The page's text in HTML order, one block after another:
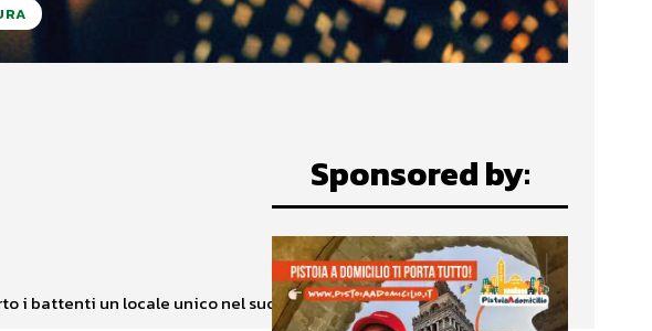
i battenti un locale unico nel suo genere, che unisce
Sponsored by: